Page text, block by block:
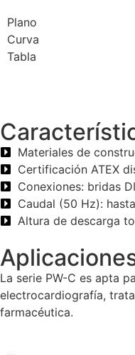
Plano
Curva
Tabla
Materiales de
Certificación ATEX
Conexiones: bridas
Caudal (50 Hz):
Altura de descarga
La serie PW-C es apta
electrocardiografía,
farmacéutica.